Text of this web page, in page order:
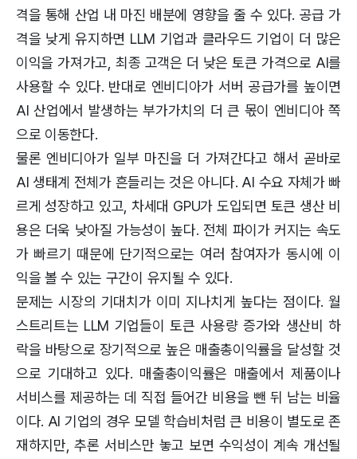
격을 통해 산업 내 마진 배분에 영향을 줄 수 있다. 공급 가
격을 낮게 유지하면 LLM 기업과 클라우드 기업이 더 많은
이익을 가져가고, 최종 고객은 더 낮은 토큰 가격으로 AI를
사용할 수 있다. 반대로 엔비디아가 서버 공급가를 높이면
AI 산업에서 발생하는 부가가치의 더 큰 몫이 엔비디아 쪽
으로 이동한다.
물론 엔비디아가 일부 마진을 더 가져간다고 해서 곧바로
AI 생태계 전체가 흔들리는 것은 아니다. AI 수요 자체가 빠
르게 성장하고 있고, 차세대 GPU가 도입되면 토큰 생산 비
용은 더욱 낮아질 가능성이 높다. 전체 파이가 커지는 속도
가 빠르기 때문에 단기적으로는 여러 참여자가 동시에 이
익을 볼 수 있는 구간이 유지될 수 있다.
문제는 시장의 기대치가 이미 지나치게 높다는 점이다. 월
스트리트는 LLM 기업들이 토큰 사용량 증가와 생산비 하
락을 바탕으로 장기적으로 높은 매출총이익률을 달성할 것
으로 기대하고 있다. 매출총이익률은 매출에서 제품이나
서비스를 제공하는 데 직접 들어간 비용을 뺀 뒤 남는 비율
이다. AI 기업의 경우 모델 학습비처럼 큰 비용이 별도로 존
재하지만, 추론 서비스만 놓고 보면 수익성이 계속 개선될